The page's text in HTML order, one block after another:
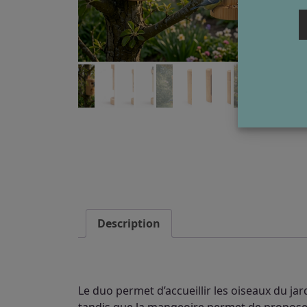
Description
Le duo permet d’accueillir les oiseaux du